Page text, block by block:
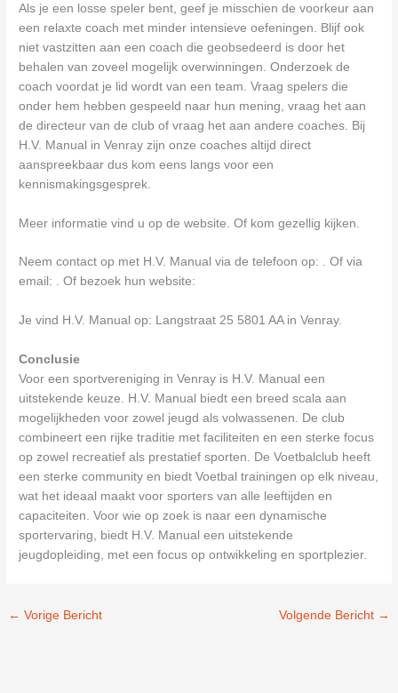
Als je een losse speler bent, geef je misschien de voorkeur aan
een relaxte coach met minder intensieve oefeningen. Blijf ook
niet vastzitten aan een coach die geobsedeerd is door het
behalen van zoveel mogelijk overwinningen. Onderzoek de
coach voordat je lid wordt van een team. Vraag spelers die
onder hem hebben gespeeld naar hun mening, vraag het aan
de directeur van de club of vraag het aan andere coaches. Bij
H.V. Manual in Venray zijn onze coaches altijd direct
aanspreekbaar dus kom eens langs voor een
kennismakingsgesprek.
Meer informatie vind u op de website. Of kom gezellig kijken.
Neem contact op met H.V. Manual via de telefoon op: . Of via
email: . Of bezoek hun website:
Je vind H.V. Manual op: Langstraat 25 5801 AA in Venray.
Conclusie
Voor een sportvereniging in Venray is H.V. Manual een
uitstekende keuze. H.V. Manual biedt een breed scala aan
mogelijkheden voor zowel jeugd als volwassenen. De club
combineert een rijke traditie met faciliteiten en een sterke focus
op zowel recreatief als prestatief sporten. De Voetbalclub heeft
een sterke community en biedt Voetbal trainingen op elk niveau,
wat het ideaal maakt voor sporters van alle leeftijden en
capaciteiten. Voor wie op zoek is naar een dynamische
sportervaring, biedt H.V. Manual een uitstekende
jeugdopleiding, met een focus op ontwikkeling en sportplezier.
← Vorige Bericht Volgende Bericht →